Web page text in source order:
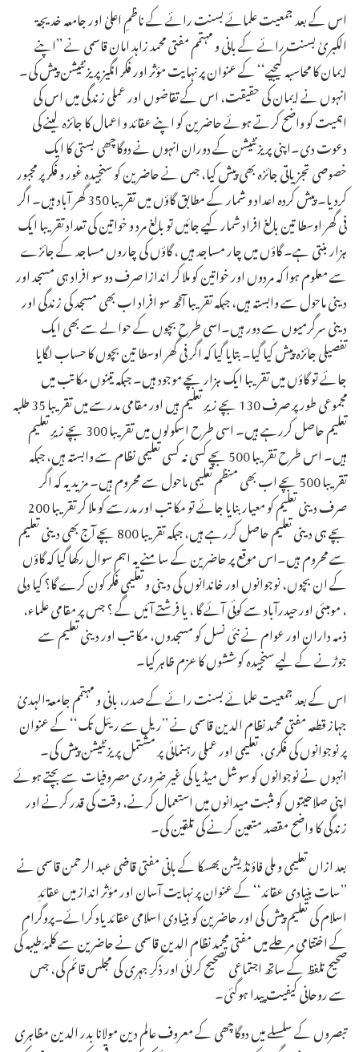
اس کے بعد جمعیت علمائے بسنت رائے کے ناظمِ اعلیٰ اور جامعہ خدیجۃ
الکبریٰ بسنت رائے کے بانی و مہتمم مفتی محمد زاہد امان قاسمی نے ’’اپنے
ایمان کا محاسبہ کیجیے‘‘ کے عنوان پر نہایت مؤثر اور فکر انگیز پریزنٹیشن پیش کی۔
انہوں نے ایمان کی حقیقت، اس کے تقاضوں اور عملی زندگی میں اس کی
اہمیت کو واضح کرتے ہوئے حاضرین کو اپنے عقائد و اعمال کا جائزہ لینے کی
دعوت دی۔اپنی پریزنٹیشن کے دوران انہوں نے دوگاچھی بستی کا ایک
خصوصی تجزیاتی جائزہ بھی پیش کیا، جس نے حاضرین کو سنجیدہ غور و فکر پر مجبور
کردیا۔ پیش کردہ اعداد و شمار کے مطابق گاؤں میں تقریبا 350 گھر آباد ہیں۔ اگر
فی گھر اوسطا تین بالغ افراد شمار کیے جائیں تو بالغ مرد و خواتین کی تعداد تقریبا ایک
ہزار بنتی ہے۔ گاؤں میں چار مساجد ہیں ، گاؤں کی چاروں مساجد کے جائزے
سے معلوم ہوا کہ مردوں اور خواتین کو ملا کر اندازا صرف دو سو افراد ہی مسجد اور
دینی ماحول سے وابستہ ہیں، جبکہ تقریبا آٹھ سو افراد اب بھی مسجد کی زندگی اور
دینی سرگرمیوں سے دور ہیں۔اسی طرح بچوں کے حوالے سے بھی ایک
تفصیلی جائزہ پیش کیا گیا۔ بتایا گیا کہ اگر فی گھر اوسطا تین بچوں کا حساب لگایا
جائے تو گاؤں میں تقریبا ایک ہزار بچے موجود ہیں۔ جبکہ تینوں مکاتب میں
مجموعی طور پر صرف 130 بچے زیرِ تعلیم ہیں اور مقامی مدرسے میں تقریبا 35 طلبہ
تعلیم حاصل کررہے ہیں۔ اسی طرح اسکولوں میں تقریبا 300 بچے زیرِ تعلیم
ہیں۔ اس طرح تقریبا 500 بچے کسی نہ کسی تعلیمی نظام سے وابستہ ہیں، جبکہ
تقریبا 500 بچے اب بھی منظم تعلیمی ماحول سے محروم ہیں۔ مزید یہ کہ اگر
صرف دینی تعلیم کو معیار بنایا جائے تو مکاتب اور مدرسے کو ملا کر تقریبا 200
بچے ہی دینی تعلیم حاصل کررہے ہیں، جبکہ تقریبا 800 بچے آج بھی دینی تعلیم
سے محروم ہیں۔اس موقع پر حاضرین کے سامنے یہ اہم سوال رکھا گیا کہ گاؤں
کے ان بچوں، نوجوانوں اور خاندانوں کی دینی و تعلیمی فکر کون کرے گا؟ کیا دلی
، مومبئی اور حیدرآباد سے کوئی آئے گا ، یا فرشتے آئیں گے ؟ جس پر مقامی علماء،
ذمہ داران اور عوام نے نئی نسل کو مسجدوں، مکاتب اور دینی تعلیم سے
جوڑنے کے لیے سنجیدہ کوششوں کا عزم ظاہر کیا۔
اس کے بعد جمعیت علمائے بسنت رائے کے صدر، بانی و مہتمم جامعۃ الہدیٰ
جہاز قطعہ مفتی محمد نظام الدین قاسمی نے ’’ریل سے ریئل تک‘‘ کے عنوان
پر نوجوانوں کی فکری، تعلیمی اور عملی رہنمائی پر مشتمل پریزنٹیشن پیش کی۔
انہوں نے نوجوانوں کو سوشل میڈیا کی غیر ضروری مصروفیات سے بچتے ہوئے
اپنی صلاحیتوں کو مثبت میدانوں میں استعمال کرنے، وقت کی قدر کرنے اور
زندگی کا واضح مقصد متعین کرنے کی تلقین کی۔
بعد ازاں تعلیمی و ملی فاؤنڈیشن بھسکا کے بانی مفتی قاضی عبد الرحمن قاسمی نے
’’سات بنیادی عقائد‘‘ کے عنوان پر نہایت آسان اور مؤثر انداز میں عقائدِ
اسلام کی تعلیم پیش کی اور حاضرین کو بنیادی اسلامی عقائد یاد کرائے۔پروگرام
کے اختتامی مرحلے میں مفتی محمد نظام الدین قاسمی نے حاضرین سے کلمۂ طیبہ کی
صحیح تلفظ کے ساتھ اجتماعی تصحیح کرائی اور ذکرِ جہری کی مجلس قائم کی، جس
سے روحانی کیفیت پیدا ہوگئی۔
تبصروں کے سلسلے میں دوگاچھی کے معروف عالم دین مولانا بدر الدین مظاہری